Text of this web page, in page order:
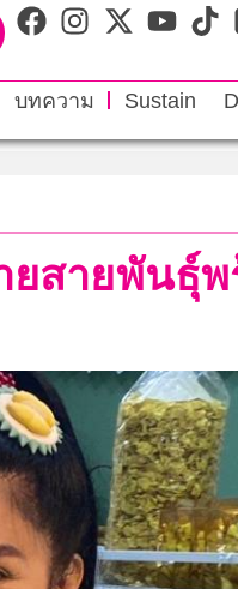
บทความ Sustain
ยสายพันธุ์